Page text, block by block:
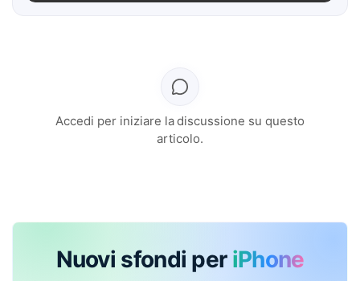
Accedi per iniziare la discussione su questo
articolo.
Nuovi sfondi per iPhone